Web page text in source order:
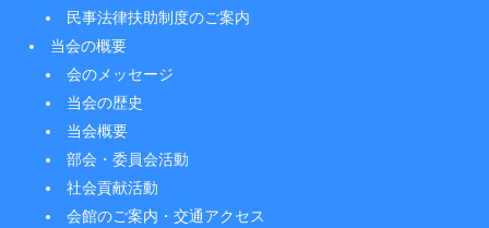
民事法律扶助制度のご案内
当会の概要
会のメッセージ
当会の歴史
当会概要
部会・委員会活動
社会貢献活動
会館のご案内・交通アクセス